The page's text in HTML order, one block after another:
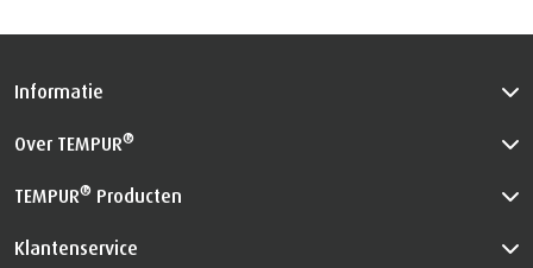
Informatie
Over TEMPUR®
TEMPUR® Producten
Klantenservice